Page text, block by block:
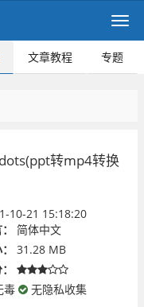
文章教程 专题
转mp4转换
10-21 15:18:20
简体中文
31.28 MB
毒
无隐私收集